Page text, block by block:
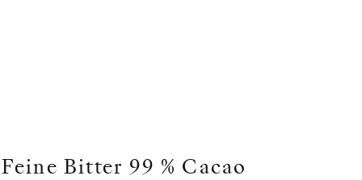
Feine Bitter 99 % Cacao